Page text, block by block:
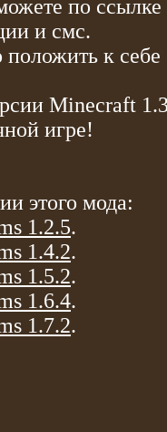
по ссылке
и смс.
к себе
Minecraft
игре!
этого мода:
1.2.5.
1.4.2.
1.5.2.
1.6.4.
1.7.2.